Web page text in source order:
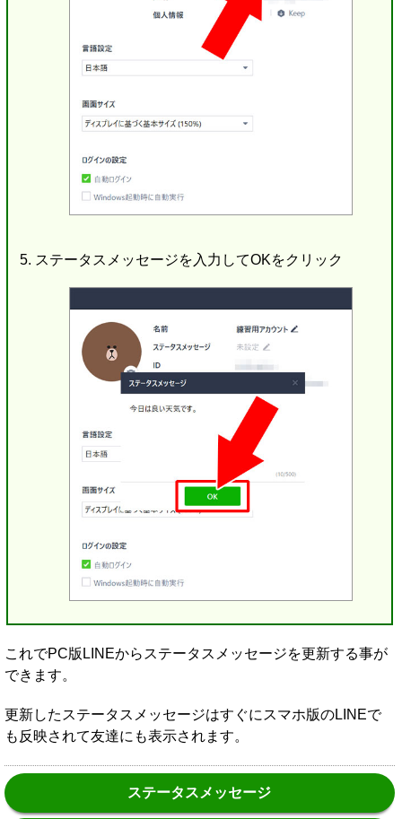
ステータスメッセージを入力してOKをクリック
これでPC版LINEからステータスメッセージを更新する事が
できます。
更新したステータスメッセージはすぐにスマホ版のLINEで
も反映されて友達にも表示されます。
ステータスメッセージ